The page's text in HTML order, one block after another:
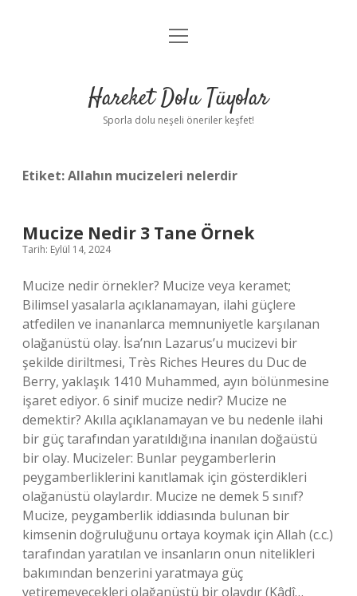
Anasayfa
Yasal Uyarı
menüyü
Hareket Dolu Tüyolar
Sporla dolu neşeli öneriler keşfet!
Etiket:Allahın mucizeleri nelerdir
Mucize Nedir 3 Tane Örnek
Tarih: Eylül 14, 2024
Mucize nedir örnekler? Mucize veya keramet;
Bilimsel yasalarla açıklanamayan, ilahi güçlere
atfedilen ve inananlarca memnuniyetle karşılanan
olağanüstü olay. İsa’nın Lazarus’u mucizevi bir
şekilde diriltmesi, Très Riches Heures du Duc de
Berry, yaklaşık 1410 Muhammed, ayın bölünmesine
işaret ediyor. 6 sinif mucize nedir? Mucize ne
demektir? Akılla açıklanamayan ve bu nedenle ilahi
bir güç tarafından yaratıldığına inanılan doğaüstü
bir olay. Mucizeler: Bunlar peygamberlerin
peygamberliklerini kanıtlamak için gösterdikleri
olağanüstü olaylardır. Mucize ne demek 5 sınıf?
Mucize, peygamberlik iddiasında bulunan bir
kimsenin doğruluğunu ortaya koymak için Allah (c.c.)
tarafından yaratılan ve insanların onun nitelikleri
bakımından benzerini yaratmaya güç
yetiremeyecekleri olağanüstü bir olaydır (Kâdî…